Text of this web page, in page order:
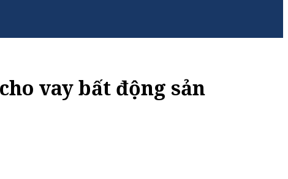
vay bất động sản